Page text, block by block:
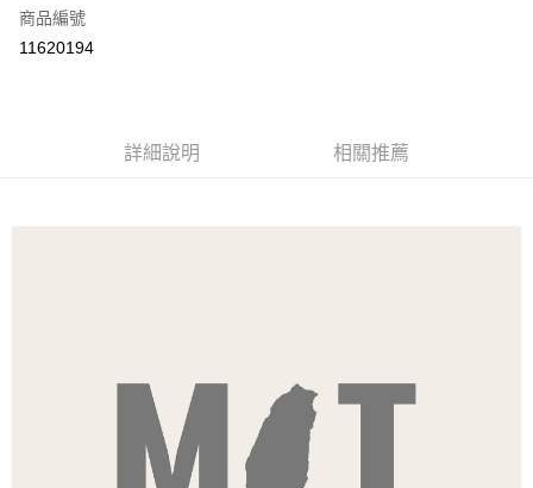
運送方式
商品編號
11620194
詳細說明 相關推薦